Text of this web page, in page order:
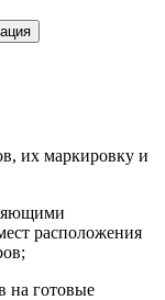
их маркировку и
расположения
на готовые